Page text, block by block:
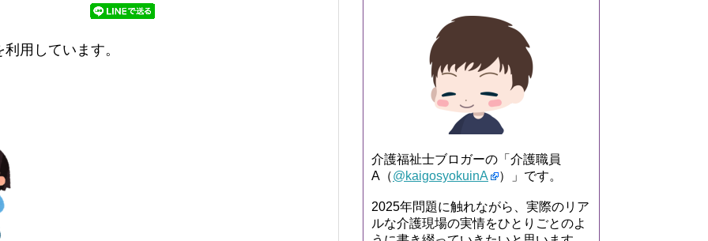
用しています。
介護福祉士ブロガーの「介護職員
A（@kaigosyokuinA ）」です。
2025年問題に触れながら、実際のリア
ルな介護現場の実情をひとりごとのよ